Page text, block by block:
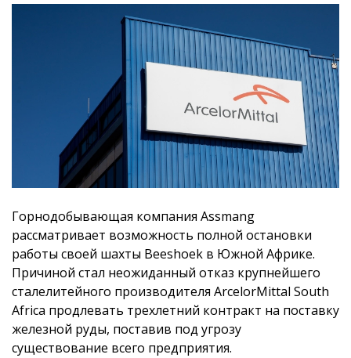
Горнодобывающая компания Assmang
рассматривает возможность полной остановки
работы своей шахты Beeshoek в Южной Африке.
Причиной стал неожиданный отказ крупнейшего
сталелитейного производителя ArcelorMittal South
Africa продлевать трехлетний контракт на поставку
железной руды, поставив под угрозу
существование всего предприятия.